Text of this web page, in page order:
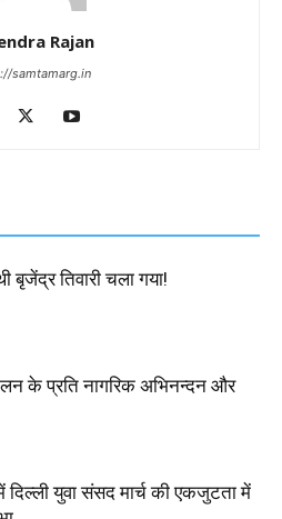
Rajan
samtamarg.in
बृजेंद्र तिवारी चला गया!
के प्रति नागरिक अभिनन्दन और
युवा संसद मार्च की एकजुटता में